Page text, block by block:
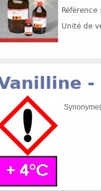
Unité de
-